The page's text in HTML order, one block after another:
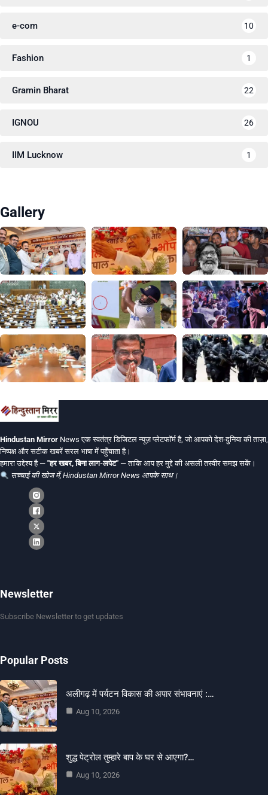
e-com 10
Fashion 1
Gramin Bharat 22
IGNOU 26
IIM Lucknow 1
Gallery
Hindustan Mirror News एक स्वतंत्र डिजिटल न्यूज़ प्लेटफॉर्म है, जो आपको देश-दुनिया की ताज़ा,
निष्पक्ष और सटीक खबरें सरल भाषा में पहुँचाता है।
हमारा उद्देश्य है — "हर खबर, बिना लाग-लपेट" — ताकि आप हर मुद्दे की असली तस्वीर समझ सकें।
सच्चाई की खोज में, Hindustan Mirror News आपके साथ।
Newsletter
Subscribe Newsletter to get updates
Popular Posts
अलीगढ़ में पर्यटन विकास की अपार संभावनाएं :…
Aug 10, 2026
शुद्ध पेट्रोल तुम्हारे बाप के घर से आएगा?…
Aug 10, 2026